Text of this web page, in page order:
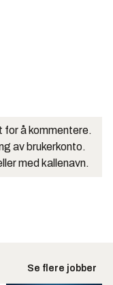
å kommentere.
av brukerkonto.
med kallenavn.
Se flere jobber